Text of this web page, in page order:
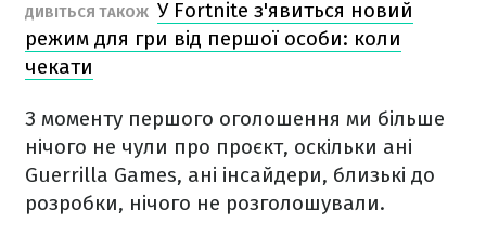
ДИВІТЬСЯ ТАКОЖ У Fortnite з'явиться новий
режим для гри від першої особи: коли
чекати
З моменту першого оголошення ми більше
нічого не чули про проєкт, оскільки ані
Guerrilla Games, ані інсайдери, близькі до
розробки, нічого не розголошували.